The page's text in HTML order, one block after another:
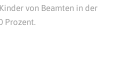
von Beamten in der
Prozent.